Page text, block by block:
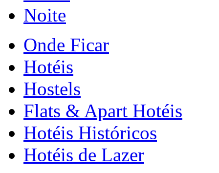
Noite
Onde Ficar
Hotéis
Hostels
Flats & Apart Hotéis
Hotéis Históricos
Hotéis de Lazer